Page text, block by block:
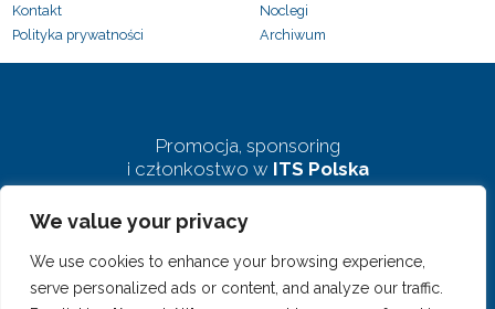
We value your privacy
We use cookies to enhance your browsing experience,
serve personalized ads or content, and analyze our traffic.
Kontakt
Polityka prywatności
Noclegi
Archiwum
Promocja, sponsoring
i członkostwo w ITS Polska
biuro@pkits.pl